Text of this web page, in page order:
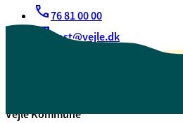
76 81 00 00
post@vejle.dk
Vejle Kommune